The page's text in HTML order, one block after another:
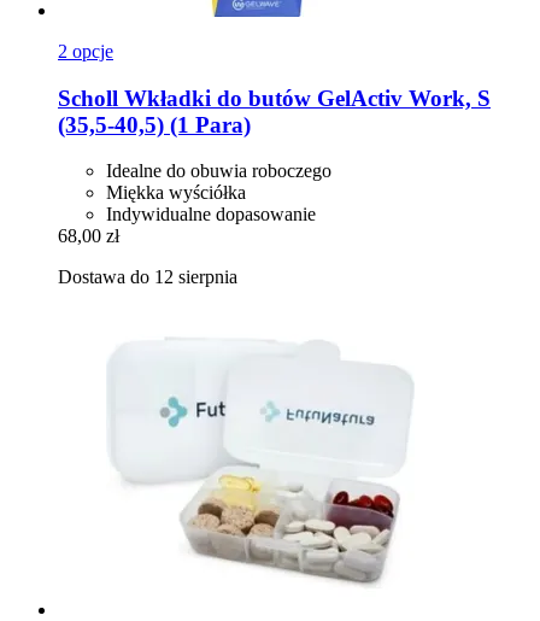
2 opcje
Scholl Wkładki do butów GelActiv Work, S
(35,5-​40,5) (1 Para)
Idealne do obuwia roboczego
Miękka wyściółka
Indywidualne dopasowanie
68,00 zł
Dostawa do 12 sierpnia